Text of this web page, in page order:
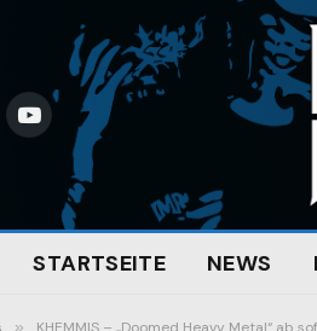
YouTube
STARTSEITE NEWS
»